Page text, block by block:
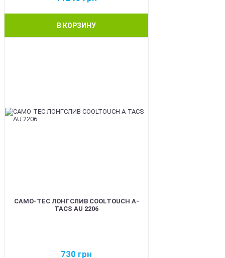
В КОРЗИНУ
CAMO-TEC ЛОНГСЛИВ COOLTOUCH A-
TACS AU 2206
730 грн